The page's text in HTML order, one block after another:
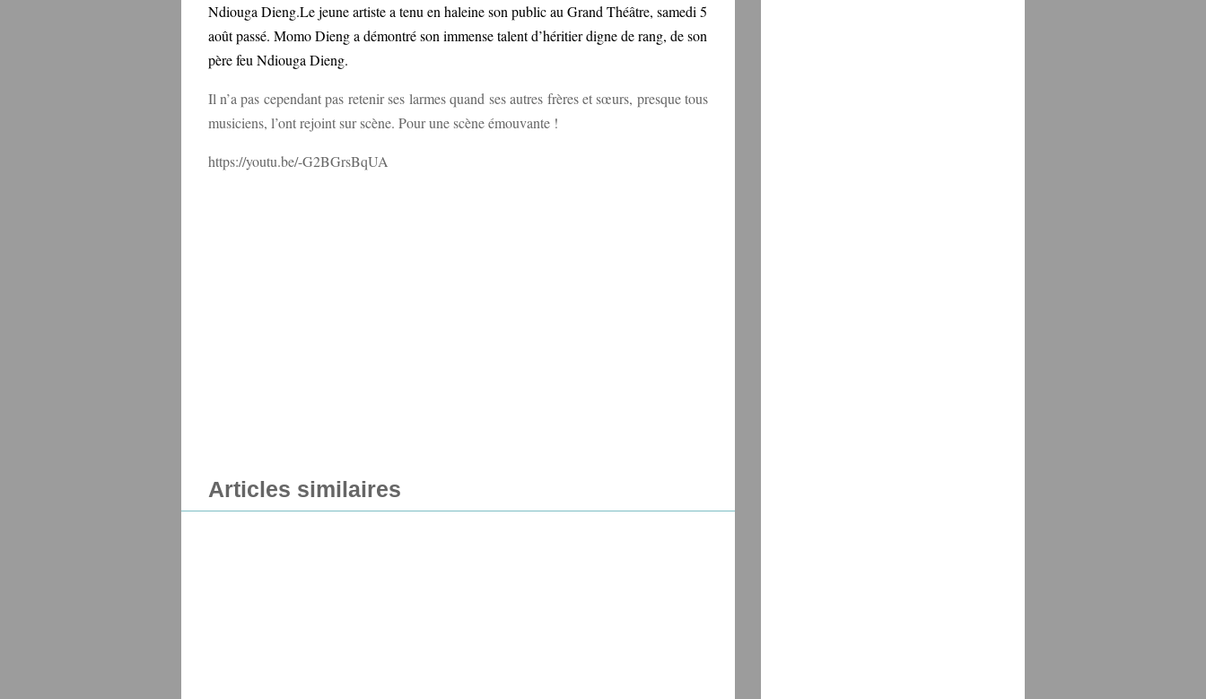
Ndiouga Dieng.Le jeune artiste a tenu en haleine son public au Grand Théâtre, samedi 5
août passé. Momo Dieng a démontré son immense talent d’héritier digne de rang, de son
père feu Ndiouga Dieng.
Il n’a pas cependant pas retenir ses larmes quand ses autres frères et sœurs, presque tous
musiciens, l’ont rejoint sur scène. Pour une scène émouvante !
https://youtu.be/-G2BGrsBqUA
Articles similaires